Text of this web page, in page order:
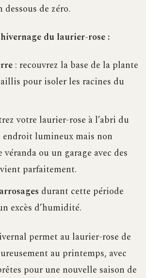
de zéro.
du laurier-rose :
: recouvrez la base de la plante
pour isoler les racines du
votre laurier-rose à l’abri du
endroit lumineux mais non
véranda ou un garage avec des
parfaitement.
durant cette période
excès d’humidité.
permet au laurier-rose de
au printemps, avec
pour une nouvelle saison de